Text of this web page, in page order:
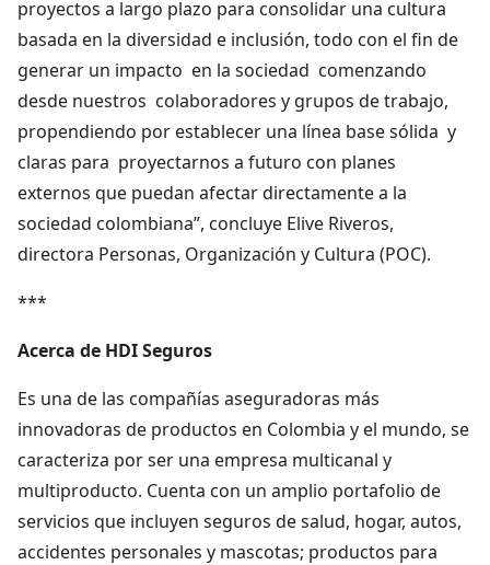
proyectos a largo plazo para consolidar una cultura
basada en la diversidad e inclusión, todo con el fin de
generar un impacto en la sociedad comenzando
desde nuestros colaboradores y grupos de trabajo,
propendiendo por establecer una línea base sólida y
claras para proyectarnos a futuro con planes
externos que puedan afectar directamente a la
sociedad colombiana”, concluye Elive Riveros,
directora Personas, Organización y Cultura (POC).
***
Acerca de HDI Seguros
Es una de las compañías aseguradoras más
innovadoras de productos en Colombia y el mundo, se
caracteriza por ser una empresa multicanal y
multiproducto. Cuenta con un amplio portafolio de
servicios que incluyen seguros de salud, hogar, autos,
accidentes personales y mascotas; productos para